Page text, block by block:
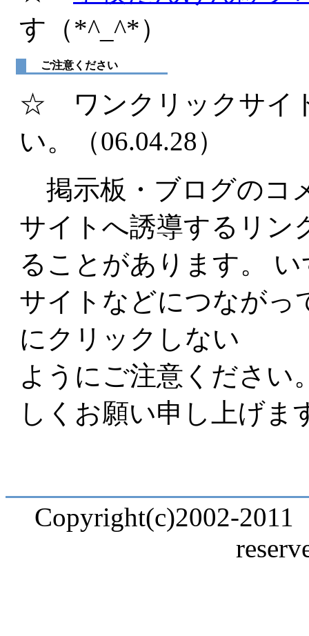
す（*^_^*）
ご注意ください
☆ ワンクリックサイ
い。（06.04.28）
掲示板・ブログのコ
サイトへ誘導するリン
ることがあります。
サイトなどにつながっ
にクリックしない
ようにご注意ください
しくお願い申し上げま
Copyright(c)2002-